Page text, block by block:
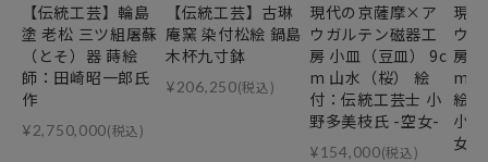
【伝統工芸】輪島
塗 老松 三ツ組屠蘇
（とそ）器 蒔絵
師：田崎昭一郎氏
作
¥2,750,000(税込)
【伝統工芸】古琳
庵窯 染付松絵 鍋島
木杯九寸鉢
¥206,250(税込)
現代の京薩摩×ア
ウガルテン磁器工
房 小皿（豆皿） 9c
m 山水（桜） 絵
付：伝統工芸士 小
野多美枝氏 -空女-
¥154,000(税込)
現
ウ
房
m
絵
小
女-